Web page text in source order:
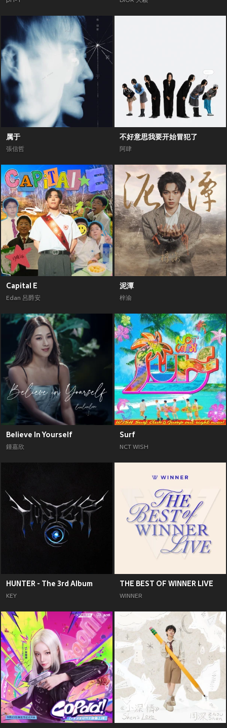
属于
張信哲
不好意思我要开始冒犯了
阿肆
Capital E
Edan 呂爵安
泥潭
梓渝
Believe In Yourself
鍾嘉欣
Surf
NCT WISH
HUNTER - The 3rd Album
KEY
THE BEST OF WINNER LIVE
WINNER